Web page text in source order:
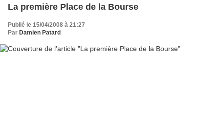
La première Place de la Bourse
Publié le 15/04/2008 à 21:27
Par Damien Patard